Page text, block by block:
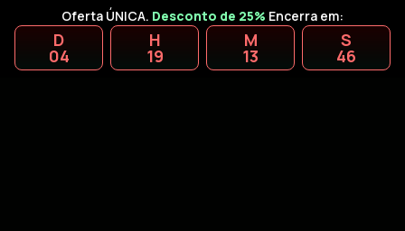
Oferta ÚNICA. Desconto de 25% Encerra em:
D
04
H
19
M
13
S
45